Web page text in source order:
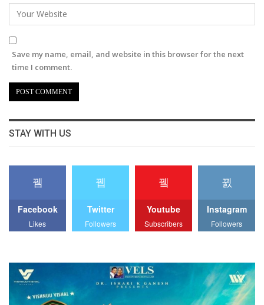
Save my name, email, and website in this browser for the next
time I comment.
STAY WITH US
Facebook
Likes
Twitter
Followers
Youtube
Subscribers
Instagram
Followers